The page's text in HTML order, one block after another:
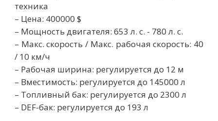
техника
– Цена: 400000 $
– Мощность двигателя: 653 л. с. - 780 л. с.
– Макс. скорость / Макс. рабочая скорость: 40
/ 10 км/ч
– Рабочая ширина: регулируется до 12 м
– Вместимость: регулируется до 145000 л
– Топливный бак: регулируется до 2300 л
– DEF-бак: регулируется до 193 л